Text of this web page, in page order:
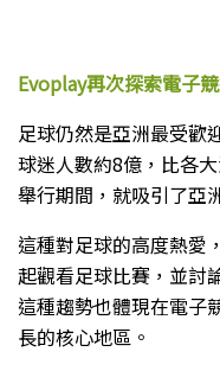
Evoplay再次探索電子
足球仍然是亞洲最受歡
球迷人數約8億，比各
舉行期間，就吸引了亞
這種對足球的高度熱愛
起觀看足球比賽，並討
這種趨勢也體現在電子
長的核心地區。